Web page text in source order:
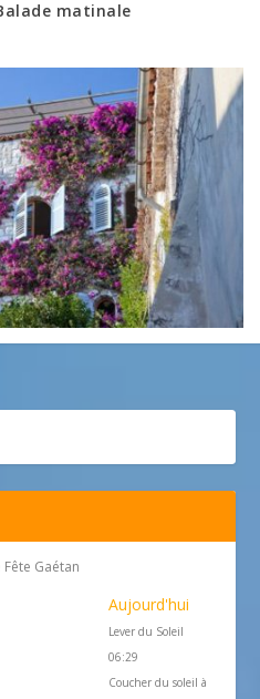
matinale
Gaétan
Aujourd'hui
Lever du Soleil
06:29
Coucher du soleil à